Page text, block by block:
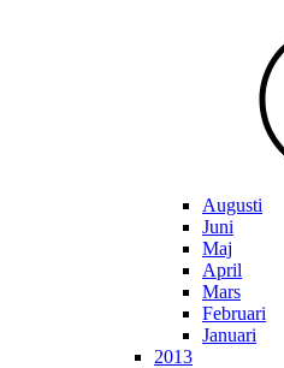
Augusti
Juni
Maj
April
Mars
Februari
Januari
2013